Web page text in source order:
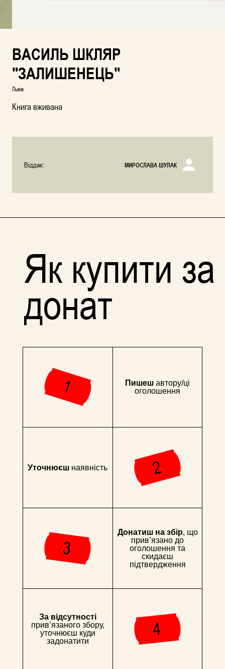
ВАСИЛЬ ШКЛЯР
"ЗАЛИШЕНЕЦЬ"
Львів
Книга вживана
Віддає: МИРОСЛАВА ШУЛАК
Як купити за
донат
Пишеш автору/ці
оголошення
Уточнюєш наявність
Донатиш на збір, що
привʼязано до
оголошення та
скидаєш
підтвердження
За відсутності
привʼязаного збору,
уточнюєш куди
задонатити